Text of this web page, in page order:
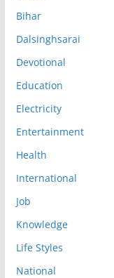
Bihar
Dalsinghsarai
Devotional
Education
Electricity
Entertainment
Health
International
Job
Knowledge
Life Styles
National